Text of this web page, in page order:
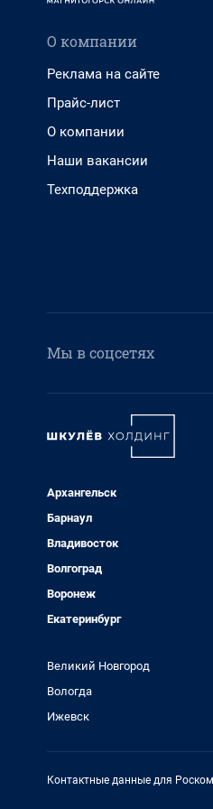
О компании
Реклама на сайте
Прайс-лист
О компании
Наши вакансии
Техподдержка
Мы в соцсетях
Архангельск
Барнаул
Владивосток
Волгоград
Воронеж
Екатеринбург
Великий Новгород
Вологда
Ижевск
Контактные данные для